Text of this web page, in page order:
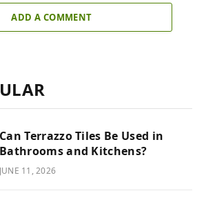
ADD A COMMENT
Can Terrazzo Tiles Be Used in
Bathrooms and Kitchens?
JUNE 11, 2026